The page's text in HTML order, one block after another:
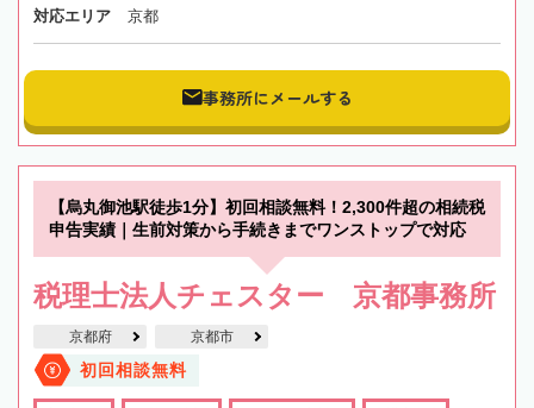
対応エリア 京都
事務所にメールする
【烏丸御池駅徒歩1分】初回相談無料！2,300件超の相続税
申告実績｜生前対策から手続きまでワンストップで対応
税理士法人チェスター 京都事務所
京都府 京都市
初回相談無料